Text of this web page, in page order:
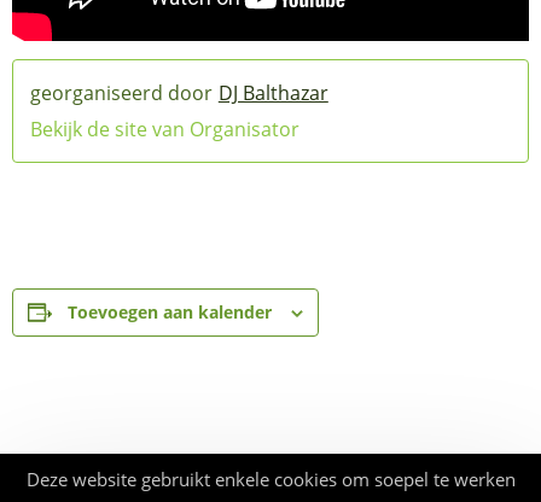
DJ Balthazar
Bekijk de site van Organisator
Toevoegen aan kalender
Deze website gebruikt enkele cookies om soepel te werken